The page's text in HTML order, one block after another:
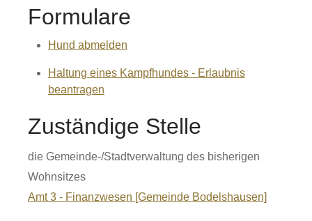
Formulare
Hund abmelden
Haltung eines Kampfhundes - Erlaubnis
beantragen
Zuständige Stelle
die Gemeinde-/Stadtverwaltung des bisherigen
Wohnsitzes
Amt 3 - Finanzwesen [Gemeinde Bodelshausen]